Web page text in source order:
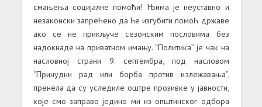
смањења социјалне помоћи! Њима је неуставно и
незаконски запрећено да ће изгубити помоћ државе
ако се не прикључе сезонским пословима без
надокнаде на приватном имању. “Политика” је чак на
насловној страни 9. септембра, под насловом
“Принудни рад или борба против излежавања”,
пренела да су уследиле оштре прозивке у јавности,
које смо заправо једино ми из општинског одбора